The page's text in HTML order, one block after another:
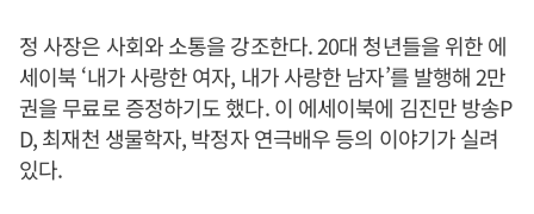
정 사장은 사회와 소통을 강조한다. 20대 청년들을 위한 에
세이북 ‘내가 사랑한 여자, 내가 사랑한 남자’를 발행해 2만
권을 무료로 증정하기도 했다. 이 에세이북에 김진만 방송P
D, 최재천 생물학자, 박정자 연극배우 등의 이야기가 실려
있다.